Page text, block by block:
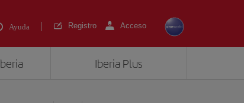
Ayuda Registro Acceso
Iberia Plus